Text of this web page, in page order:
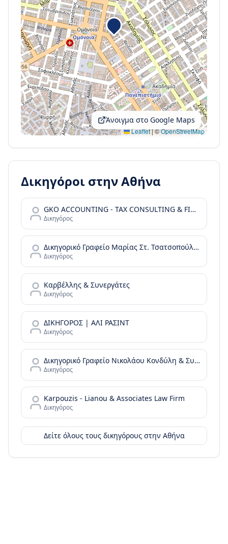
Leaflet|©OpenStreetMap
Άνοιγμα στο Google Maps
Δικηγόροι στηνΑθήνα
GKO ACCOUNTING - TAX CONSULTING & FINANCIAL SERVICES
Δικηγόρος
Δικηγορικό Γραφείο Μαρίας Στ. Τσατσοπούλου LAW it/Maria Tsatsopoulou Law office
Δικηγόρος
Καρβέλλης & Συνεργάτες
Δικηγόρος
ΔΙΚΗΓΟΡΟΣ | ΑΛΙ ΡΑΣΙΝΤ
Δικηγόρος
Δικηγορικό Γραφείο Νικολάου Κονδύλη & Συνεργατών - N. Kondylis & Partners Law Office
Δικηγόρος
Karpouzis - Lianou & Associates Law Firm
Δικηγόρος
Δείτε όλους τους δικηγόρους στην Αθήνα